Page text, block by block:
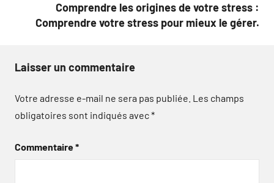
Comprendre les origines de votre stress :
Comprendre votre stress pour mieux le gérer.
Laisser un commentaire
Votre adresse e-mail ne sera pas publiée. Les champs
obligatoires sont indiqués avec*
Commentaire*